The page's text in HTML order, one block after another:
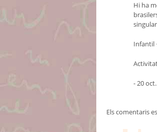
Hi ha
Infantil
- 20
Els comentaris